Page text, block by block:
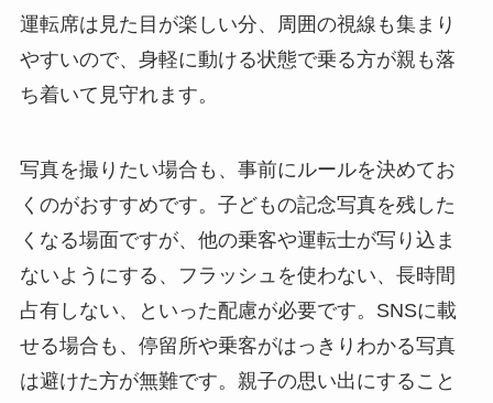
運転席は見た目が楽しい分、周囲の視線も集まり
やすいので、身軽に動ける状態で乗る方が親も落
ち着いて見守れます。
写真を撮りたい場合も、事前にルールを決めてお
くのがおすすめです。子どもの記念写真を残した
くなる場面ですが、他の乗客や運転士が写り込ま
ないようにする、フラッシュを使わない、長時間
占有しない、といった配慮が必要です。SNSに載
せる場合も、停留所や乗客がはっきりわかる写真
は避けた方が無難です。親子の思い出にすること